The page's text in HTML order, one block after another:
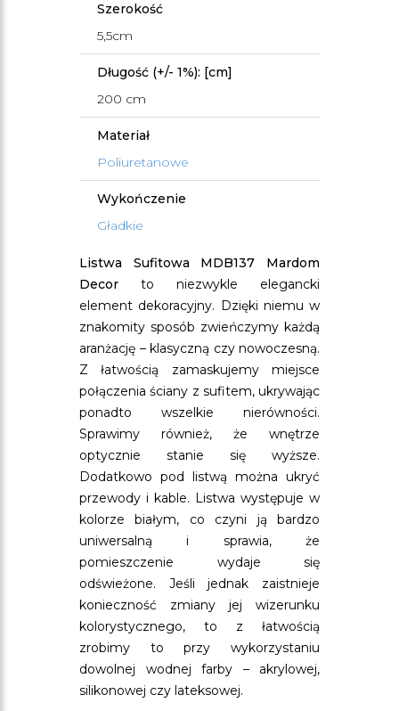
Szerokość
5,5cm
Długość (+/- 1%): [cm]
200 cm
Materiał
Poliuretanowe
Wykończenie
Gładkie
Listwa Sufitowa MDB137 Mardom
Decor to niezwykle elegancki
element dekoracyjny. Dzięki niemu w
znakomity sposób zwieńczymy każdą
aranżację – klasyczną czy nowoczesną.
Z łatwością zamaskujemy miejsce
połączenia ściany z sufitem, ukrywając
ponadto wszelkie nierówności.
Sprawimy również, że wnętrze
optycznie stanie się wyższe.
Dodatkowo pod listwą można ukryć
przewody i kable. Listwa występuje w
kolorze białym, co czyni ją bardzo
uniwersalną i sprawia, że
pomieszczenie wydaje się
odświeżone. Jeśli jednak zaistnieje
konieczność zmiany jej wizerunku
kolorystycznego, to z łatwością
zrobimy to przy wykorzystaniu
dowolnej wodnej farby – akrylowej,
silikonowej czy lateksowej.